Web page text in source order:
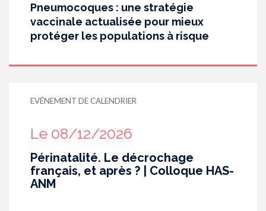
Pneumocoques : une stratégie
vaccinale actualisée pour mieux
protéger les populations à risque
EVÉNEMENT DE CALENDRIER
Le 08/12/2026
Périnatalité. Le décrochage
français, et après ? | Colloque HAS-
ANM